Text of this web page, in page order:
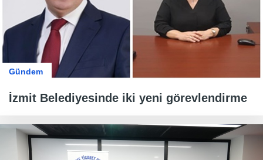
Gündem
İzmit Belediyesinde iki yeni görevlendirme